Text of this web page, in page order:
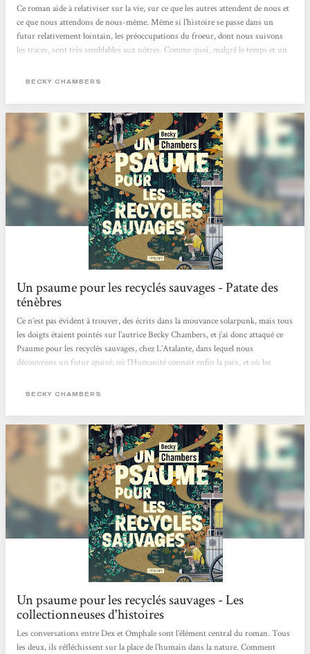
Ce roman aide à relativiser sur la vie, sur ce que les autres attendent de nous et
ce que nous attendons de nous-même. Même si l'histoire se passe dans un
futur relativement lointain, les préoccupations du froeur, dont nous suivons
les traces, sont très semblables aux nôtres. Comme quoi, malgré le temps et un
fiction pleine de positivité qui se lit d’une traite ! (Et qui me donne d'ailleurs
Bibliothécaire à Ciney
BECKY CHAMBERS
Un psaume pour les recyclés sauvages - Patate des
ténèbres
Ce n’est pas évident à trouver, des écrits dans la mouvance solarpunk, mais tous
les doigts étaient pointés sur l’autrice Becky Chambers, et j’ai donc attaqué ce
Psaume pour les recyclés sauvages, chez L’Atalante, dans lequel nous
découvrons un futur apaisé, où l’Humanité connait enfin la paix, et où les
une pluie de missiles sur leurs créateurs, mais plutôt à se retirer, jusqu’à
BECKY CHAMBERS
Un psaume pour les recyclés sauvages - Les
collectionneuses d'histoires
Les conversations entre Dex et Omphale sont l’élément central du roman. Tous
les deux, ils réfléchissent sur la place de l’humain dans la nature. Comment